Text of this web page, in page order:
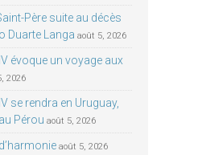
Père suite au décès
Duarte Langa août 5, 2026
évoque un voyage aux
2026
se rendra en Uruguay,
Pérou août 5, 2026
août 5, 2026